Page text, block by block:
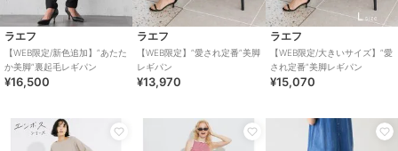
ラエフ
【WEB限定/新色追加】”あたた
か美脚”裏起毛レギパン
¥16,500
ラエフ
【WEB限定】”愛され定番”美脚
レギパン
¥13,970
ラエフ
【WEB限定/大きいサイズ】”愛
され定番”美脚レギパン
¥15,070